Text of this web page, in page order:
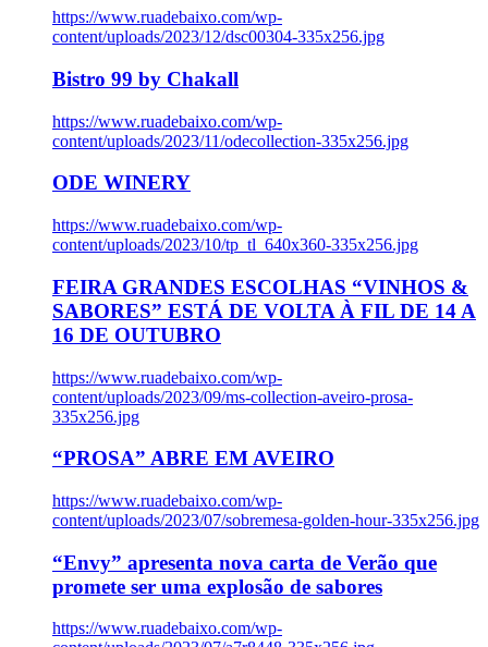
https://www.ruadebaixo.com/wp-
content/uploads/2023/12/dsc00304-335x256.jpg
Bistro 99 by Chakall
https://www.ruadebaixo.com/wp-
content/uploads/2023/11/odecollection-335x256.jpg
ODE WINERY
https://www.ruadebaixo.com/wp-
content/uploads/2023/10/tp_tl_640x360-335x256.jpg
FEIRA GRANDES ESCOLHAS “VINHOS &
SABORES” ESTÁ DE VOLTA À FIL DE 14 A
16 DE OUTUBRO
https://www.ruadebaixo.com/wp-
content/uploads/2023/09/ms-collection-aveiro-prosa-
335x256.jpg
“PROSA” ABRE EM AVEIRO
https://www.ruadebaixo.com/wp-
content/uploads/2023/07/sobremesa-golden-hour-335x256.jpg
“Envy” apresenta nova carta de Verão que
promete ser uma explosão de sabores
https://www.ruadebaixo.com/wp-